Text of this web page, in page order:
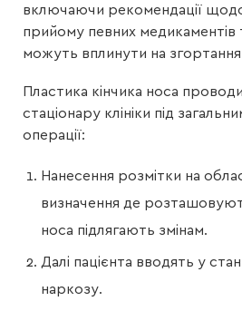
включаючи рекомендації
прийому певних медикаментів
можуть вплинути на згортання
Пластика кінчика носа
стаціонару клініки під
операції:
Нанесення розмітки на
визначення де
носа підлягають змінам.
Далі пацієнта вводять у
наркозу.